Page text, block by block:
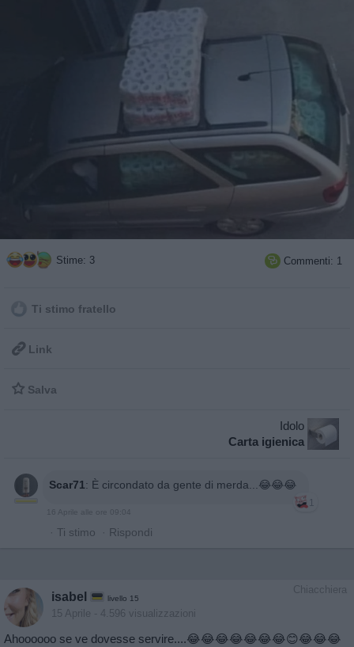
Stime: 3  Commenti: 1
Ti stimo fratello
 Link
 Salva
Idolo
Carta igienica
Scar71: È circondato da gente di merda...😂😂😂
1
16 Aprile alle ore 09:04
· Ti stimo · Rispondi
Chiacchiera
isabel livello 15
15 Aprile - 4.596 visualizzazioni
Ahoooooo se ve dovesse servire....😂😂😂😂😂😂😂😊😂😂😂